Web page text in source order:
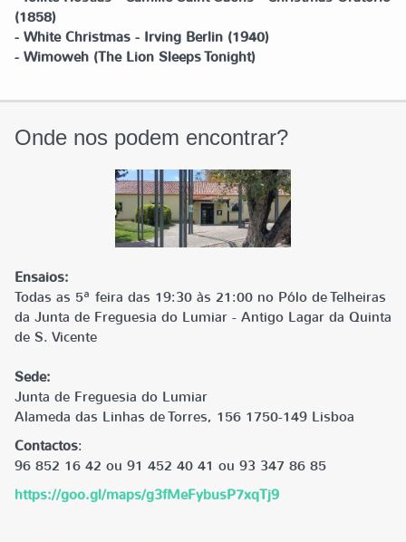
(1858)
- White Christmas - Irving Berlin (1940)
- Wimoweh (The Lion Sleeps Tonight)
Onde nos podem encontrar?
Ensaios:
Todas as 5ª feira das 19:30 às 21:00 no Pólo de Telheiras
da Junta de Freguesia do Lumiar - Antigo Lagar da Quinta
de S. Vicente
Sede:
Junta de Freguesia do Lumiar
Alameda das Linhas de Torres, 156 1750-149 Lisboa
Contactos:
96 852 16 42 ou 91 452 40 41 ou 93 347 86 85
https://goo.gl/maps/g3fMeFybusP7xqTj9